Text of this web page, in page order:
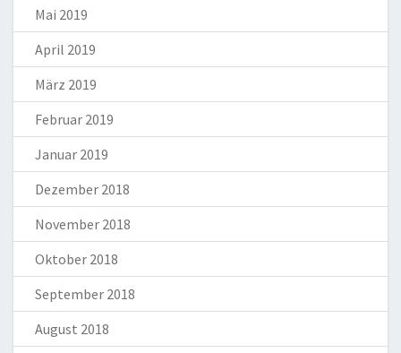
Mai 2019
April 2019
März 2019
Februar 2019
Januar 2019
Dezember 2018
November 2018
Oktober 2018
September 2018
August 2018